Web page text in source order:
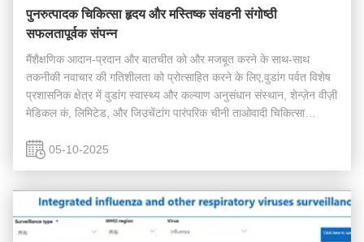
पुनरुत्पादक चिकित्सा हृदय और मस्तिष्क संवहनी संगोष्ठी
सफलतापूर्वक संपन्न
मैंशैक्षणिक आदान-प्रदान और बातचीत को और मजबूत करने के साथ-साथ
तकनीकी नवाचार की गतिशीलता को प्रोत्साहित करने के लिए,वुडांग पर्वत विशेष
प्रशासनिक क्षेत्र में वुडांग स्वास्थ्य और कल्याण अनुसंधान संस्थान, शेन्ज़ेन वीज़ी
मेडिकल कं, लिमिटेड, और जिउचेंटांग पारंपरिक चीनी ताओवादी चिकित्सा
05-10-2025